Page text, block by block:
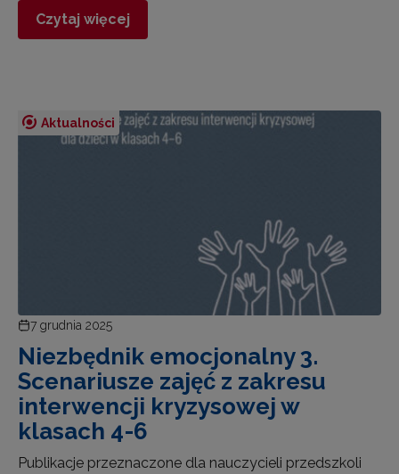
Czytaj więcej
Aktualności
7 grudnia 2025
Niezbędnik emocjonalny 3.
Scenariusze zajęć z zakresu
interwencji kryzysowej w
klasach 4-6
Publikacje przeznaczone dla nauczycieli przedszkoli